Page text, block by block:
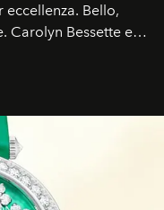
Bello,
Carolyn Bessette e
della storia